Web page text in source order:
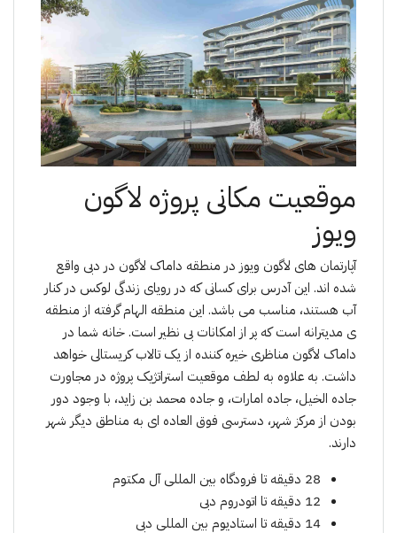
موقعیت مکانی پروژە لاگون
ویوز
آپارتمان های لاگون ویوز در منطقه داماک لاگون در دبی واقع
شده اند. این آدرس برای کسانی که در رویای زندگی لوکس در کنار
آب هستند، مناسب می باشد. این منطقه الهام گرفته از منطقه
ی مدیترانه است که پر از امکانات بی نظیر است. خانه شما در
داماک لاگون مناظری خیره کننده از یک تالاب کریستالی خواهد
داشت. بە علاوە به لطف موقعیت استراتژیک پروژە در مجاورت
جاده الخیل، جاده امارات، و جاده محمد بن زاید، با وجود دور
بودن از مرکز شهر، دسترسی فوق العاده ای به مناطق دیگر شهر
دارند.
28 دقیقە تا فرودگاه بین المللی آل مکتوم
12 دقیقە تا اتودروم دبی
14 دقیقە تا استادیوم بین المللی دبی